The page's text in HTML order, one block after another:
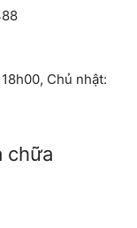
Chủ nhật:
chữa